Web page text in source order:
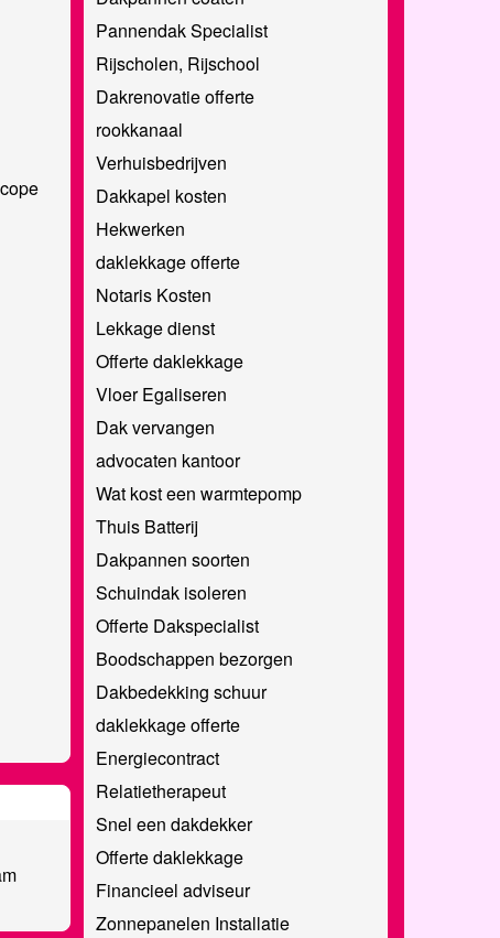
Pannendak Specialist
Rijscholen, Rijschool
Dakrenovatie offerte
rookkanaal
Verhuisbedrijven
Dakkapel kosten
Hekwerken
daklekkage offerte
Notaris Kosten
Lekkage dienst
Offerte daklekkage
Vloer Egaliseren
Dak vervangen
advocaten kantoor
Wat kost een warmtepomp
Thuis Batterij
Dakpannen soorten
Schuindak isoleren
Offerte Dakspecialist
Boodschappen bezorgen
Dakbedekking schuur
daklekkage offerte
Energiecontract
Relatietherapeut
Snel een dakdekker
Offerte daklekkage
Financieel adviseur
Zonnepanelen Installatie